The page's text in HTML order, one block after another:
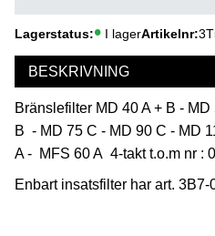
Lagerstatus I lagerArtikelnr
BESKRIVNING
Bränslefilter MD 40 A + B -
B - MD 75 C - MD 90 C - MD
A - MFS 60 A 4-takt t.o.m nr :
Enbart insatsfilter har art. 3B7-